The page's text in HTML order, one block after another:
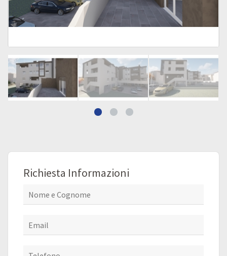
Richiesta Informazioni